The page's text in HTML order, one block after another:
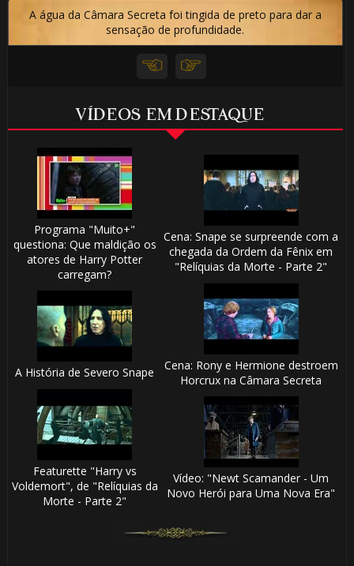
A água da Câmara Secreta foi tingida de preto para dar a
sensação de profundidade.
VÍDEOS EM DESTAQUE
Programa "Muito+"
questiona: Que maldição os
atores de Harry Potter
carregam?
Cena: Snape se surpreende com a
chegada da Ordem da Fênix em
"Relíquias da Morte - Parte 2"
A História de Severo Snape
Cena: Rony e Hermione destroem
Horcrux na Câmara Secreta
Featurette "Harry vs
Voldemort", de "Relíquias da
Morte - Parte 2"
Vídeo: "Newt Scamander - Um
Novo Herói para Uma Nova Era"